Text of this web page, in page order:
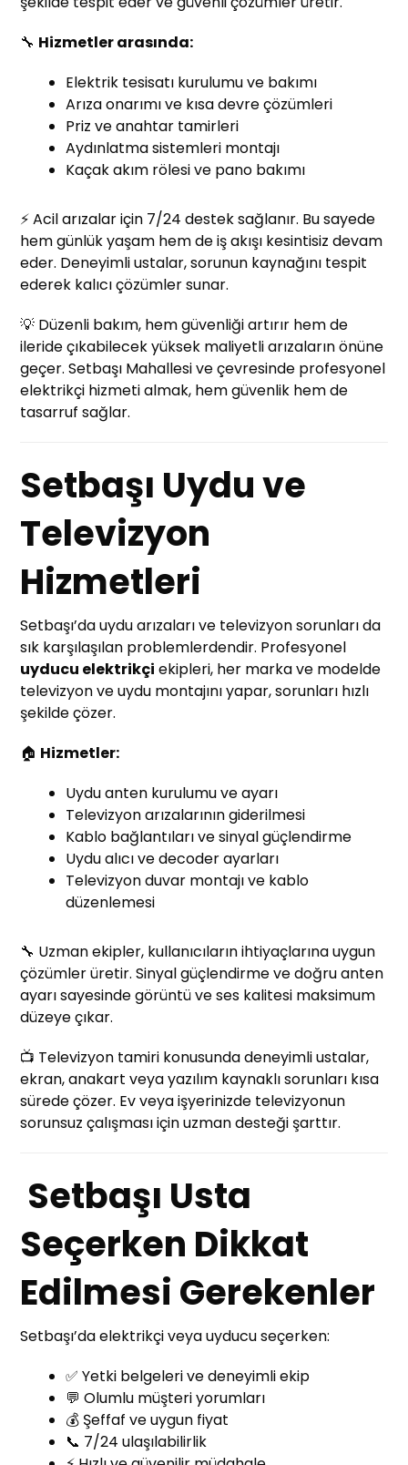
🔧 Hizmetler arasında:
Elektrik tesisatı kurulumu ve bakımı
Arıza onarımı ve kısa devre çözümleri
Priz ve anahtar tamirleri
Aydınlatma sistemleri montajı
Kaçak akım rölesi ve pano bakımı
⚡ Acil arızalar için 7/24 destek sağlanır. Bu sayede
hem günlük yaşam hem de iş akışı kesintisiz devam
eder. Deneyimli ustalar, sorunun kaynağını tespit
ederek kalıcı çözümler sunar.
💡 Düzenli bakım, hem güvenliği artırır hem de
ileride çıkabilecek yüksek maliyetli arızaların önüne
geçer. Setbaşı Mahallesi ve çevresinde profesyonel
elektrikçi hizmeti almak, hem güvenlik hem de
tasarruf sağlar.
Setbaşı Uydu ve
Televizyon
Hizmetleri
Setbaşı’da uydu arızaları ve televizyon sorunları da
sık karşılaşılan problemlerdendir. Profesyonel
uyducu elektrikçi ekipleri, her marka ve modelde
televizyon ve uydu montajını yapar, sorunları hızlı
şekilde çözer.
🏠 Hizmetler:
Uydu anten kurulumu ve ayarı
Televizyon arızalarının giderilmesi
Kablo bağlantıları ve sinyal güçlendirme
Uydu alıcı ve decoder ayarları
Televizyon duvar montajı ve kablo
düzenlemesi
🔧 Uzman ekipler, kullanıcıların ihtiyaçlarına uygun
çözümler üretir. Sinyal güçlendirme ve doğru anten
ayarı sayesinde görüntü ve ses kalitesi maksimum
düzeye çıkar.
📺 Televizyon tamiri konusunda deneyimli ustalar,
ekran, anakart veya yazılım kaynaklı sorunları kısa
sürede çözer. Ev veya işyerinizde televizyonun
sorunsuz çalışması için uzman desteği şarttır.
Setbaşı Usta
Seçerken Dikkat
Edilmesi Gerekenler
Setbaşı’da elektrikçi veya uyducu seçerken:
✅ Yetki belgeleri ve deneyimli ekip
💬 Olumlu müşteri yorumları
💰 Şeffaf ve uygun fiyat
📞 7/24 ulaşılabilirlik